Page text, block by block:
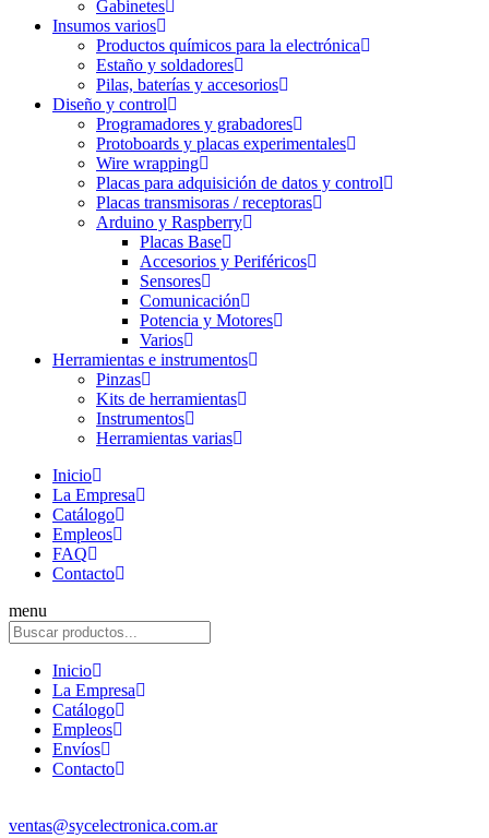
Gabinetes
Insumos varios
Productos químicos para la electrónica
Estaño y soldadores
Pilas, baterías y accesorios
Diseño y control
Programadores y grabadores
Protoboards y placas experimentales
Wire wrapping
Placas para adquisición de datos y control
Placas transmisoras / receptoras
Arduino y Raspberry
Placas Base
Accesorios y Periféricos
Sensores
Comunicación
Potencia y Motores
Varios
Herramientas e instrumentos
Pinzas
Kits de herramientas
Instrumentos
Herramientas varias
Inicio
La Empresa
Catálogo
Empleos
FAQ
Contacto
menu
Inicio
La Empresa
Catálogo
Empleos
Envíos
Contacto
ventas@sycelectronica.com.ar